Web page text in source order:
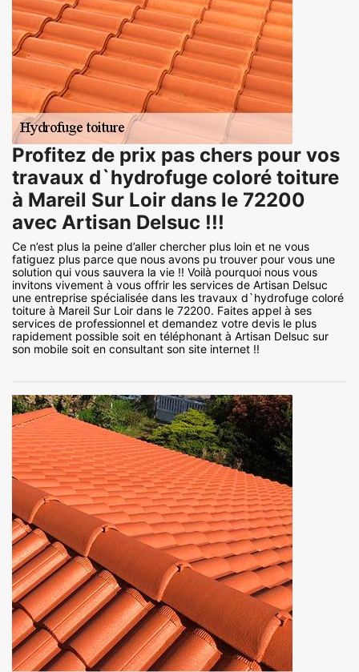
Profitez de prix pas chers pour vos
travaux d`hydrofuge coloré toiture
à Mareil Sur Loir dans le 72200
avec Artisan Delsuc !!!
Ce n’est plus la peine d’aller chercher plus loin et ne vous
fatiguez plus parce que nous avons pu trouver pour vous une
solution qui vous sauvera la vie !! Voilà pourquoi nous vous
invitons vivement à vous offrir les services de Artisan Delsuc
une entreprise spécialisée dans les travaux d`hydrofuge coloré
toiture à Mareil Sur Loir dans le 72200. Faites appel à ses
services de professionnel et demandez votre devis le plus
rapidement possible soit en téléphonant à Artisan Delsuc sur
son mobile soit en consultant son site internet !!